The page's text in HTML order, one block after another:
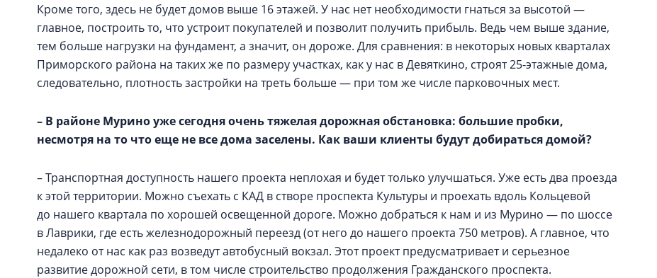
Кроме того, здесь не будет домов выше 16 этажей. У нас нет необходимости гнаться за высотой —
главное, построить то, что устроит покупателей и позволит получить прибыль. Ведь чем выше здание,
тем больше нагрузки на фундамент, а значит, он дороже. Для сравнения: в некоторых новых кварталах
Приморского района на таких же по размеру участках, как у нас в Девяткино, строят 25‑этажные дома,
следовательно, плотность застройки на треть больше — при том же числе парковочных мест.
– В районе Мурино уже сегодня очень тяжелая дорожная обстановка: большие пробки,
несмотря на то что еще не все дома заселены. Как ваши клиенты будут добираться домой?
– Транспортная доступность нашего проекта неплохая и будет только улучшаться. Уже есть два проезда
к этой территории. Можно съехать с КАД в створе проспекта Культуры и проехать вдоль Кольцевой
до нашего квартала по хорошей освещенной дороге. Можно добраться к нам и из Мурино — по шоссе
в Лаврики, где есть железнодорожный переезд (от него до нашего проекта 750 метров). А главное, что
недалеко от нас как раз возведут автобусный вокзал. Этот проект предусматривает и серьезное
развитие дорожной сети, в том числе строительство продолжения Гражданского проспекта.